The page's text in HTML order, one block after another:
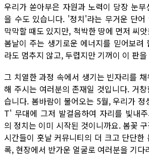
우리가 쏟아부은 자원과 노력이 당장 눈
을 수도 있습니다. '정치'라는 무거운 단어
막막할 때도 있지만, 척박한 땅에 먼저 씨
봄날이 주는 생기로운 에너지를 믿어보려
라도 멈추지 않고, 두렵지만 기꺼이 이 판
그 치열한 과정 속에서 생기는 빈자리를
해 주시는 여러분의 존재일 것입니다. 거
습니다. 봄바람이 불어오는 5월, 우리가
T' 무대에 그저 발걸음하여 자리를 빛내
의 정치는 이미 시작된 것이니까요. 봄꽃
시간들이 훗날 커뮤니티의 더 크고 단단한
록, 현장에서 반가운 얼굴로 여러분을 기다